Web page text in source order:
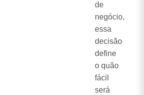
de
negócio,
essa
decisão
define
o quão
fácil
será